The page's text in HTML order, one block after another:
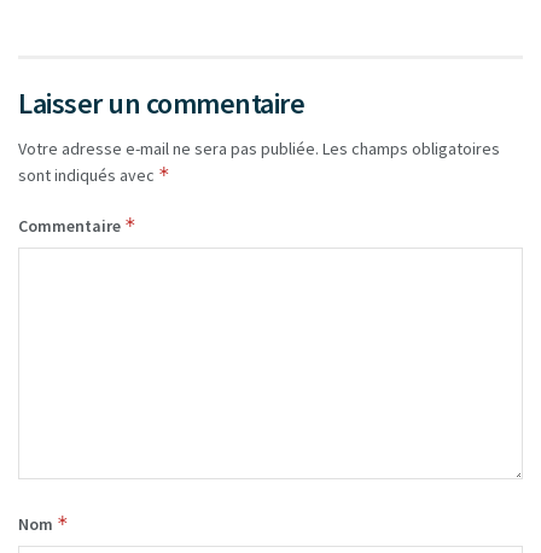
Laisser un commentaire
Votre adresse e-mail ne sera pas publiée. Les champs obligatoires
sont indiqués avec *
Commentaire *
Nom *